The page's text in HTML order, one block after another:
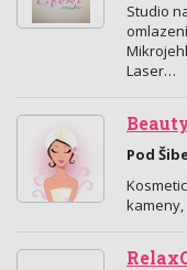
Studio
Laser…
Pod